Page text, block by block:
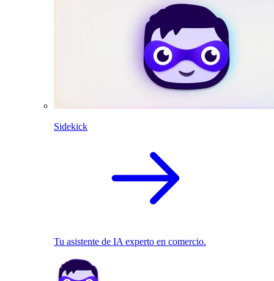
Sidekick
Tu asistente de IA experto en comercio.